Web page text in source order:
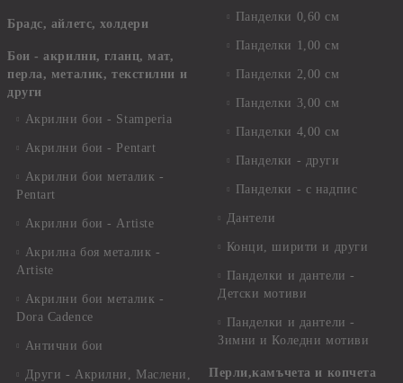
Брадс, айлетс, холдери
Бои - акрилни, гланц, мат,
перла, металик, текстилни и
други
Акрилни бои - Stamperia
Акрилни бои - Pentart
Акрилни бои металик -
Pentart
Акрилни бои - Artiste
Акрилна боя металик -
Artiste
Акрилни бои металик -
Dora Cadence
Антични бои
Други - Акрилни, Маслени,
Панделки 0,60 см
Панделки 1,00 см
Панделки 2,00 см
Панделки 3,00 см
Панделки 4,00 см
Панделки - други
Панделки - с надпис
Дантели
Конци, ширити и други
Панделки и дантели -
Детски мотиви
Панделки и дантели -
Зимни и Коледни мотиви
Перли,камъчета и копчета